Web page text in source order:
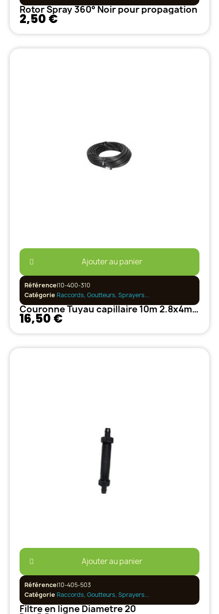
Rotor Spray 360° Noir pour propagation
2,50 €
Ajouter au panier
RéférenceI10-400-310
Catégorie Raccords, Goutteurs, Sprayers...
Couronne Tuyau capillaire 10m 2.8x4mm
16,50 €
Ajouter au panier
RéférenceI10-405-503
Catégorie Raccords, Goutteurs, Sprayers...
Filtre en ligne Diametre 20